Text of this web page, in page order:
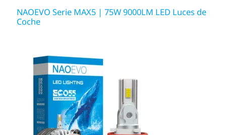
NAOEVO Serie MAX5 | 75W 9000LM LED Luces de
Coche